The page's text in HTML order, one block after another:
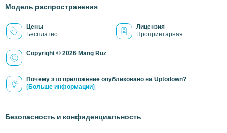
Модель распространения
Цены
Бесплатно
Лицензия
Проприетарная
Copyright © 2026 Mang Ruz
Почему это приложение опубликовано на Uptodown?
(Больше информации)
Безопасность и конфиденциальность